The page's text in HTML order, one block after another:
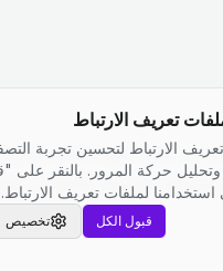
تعريف الارتباط
الارتباط لتحسين تجربة
حركة المرور. بالنقر على
لملفات تعريف الارتباط.
تخصيص قبول الكل
الشروط والأحكام |